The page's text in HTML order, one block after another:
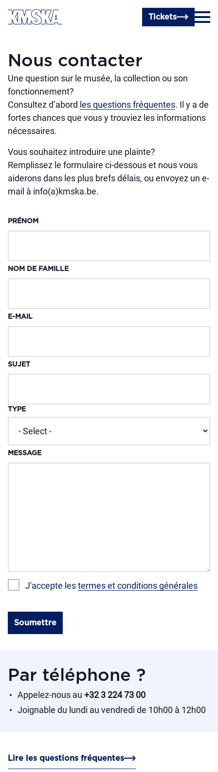
Passer au contenu principal
Tickets
Nous contacter
Une question sur le musée, la collection ou son
fonctionnement?
Consultez d’abord les questions fréquentes. Il y a de
fortes chances que vous y trouviez les informations
nécessaires.
Vous souhaitez introduire une plainte?
Remplissez le formulaire ci-dessous et nous vous
aiderons dans les plus brefs délais, ou envoyez un e-
mail à info(a)kmska.be.
PRÉNOM
NOM DE FAMILLE
E-MAIL
SUJET
TYPE
MESSAGE
J'accepte lestermes et conditions générales
Soumettre
Par téléphone ?
Appelez-nous au +32 3 224 73 00
Joignable du lundi au vendredi de 10h00 à 12h00
Lire les questions fréquentes